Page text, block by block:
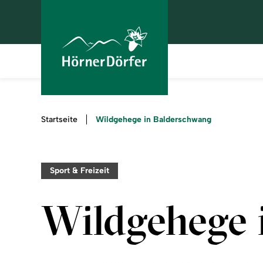
Sie
Startseite Wildgehege in Balderschwang
Sport & Freizeit